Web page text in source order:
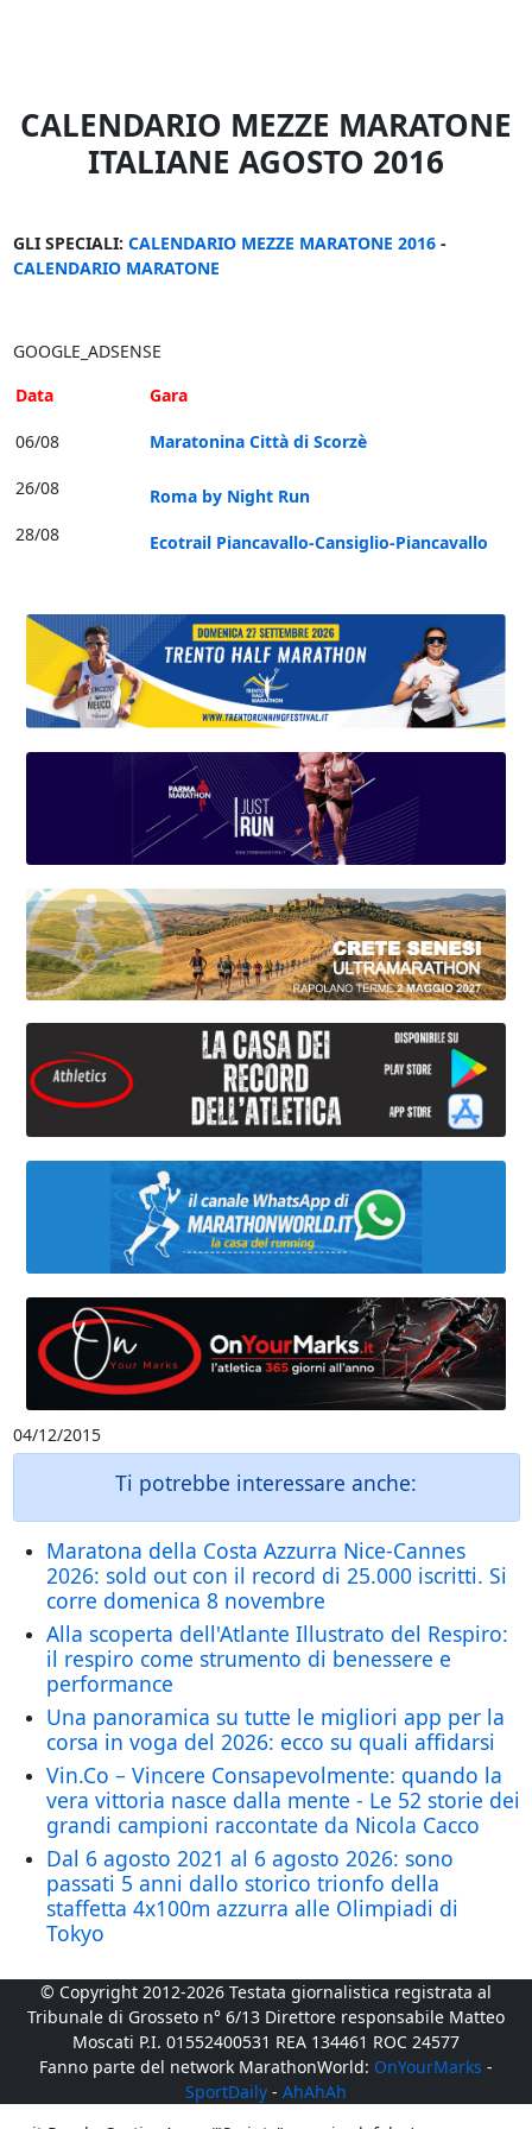
CALENDARIO MEZZE MARATONE
ITALIANE AGOSTO 2016
GLI SPECIALI: CALENDARIO MEZZE MARATONE 2016-
CALENDARIO MARATONE
GOOGLE_ADSENSE
Data
Gara
06/08 Maratonina Città di Scorzè
26/08
Roma by Night Run
28/08
Ecotrail Piancavallo-Cansiglio-Piancavallo
04/12/2015
Ti potrebbe interessare anche:
Maratona della Costa Azzurra Nice-Cannes
2026: sold out con il record di 25.000 iscritti. Si
corre domenica 8 novembre
Alla scoperta dell'Atlante Illustrato del Respiro:
il respiro come strumento di benessere e
performance
Una panoramica su tutte le migliori app per la
corsa in voga del 2026: ecco su quali affidarsi
Vin.Co – Vincere Consapevolmente: quando la
vera vittoria nasce dalla mente - Le 52 storie dei
grandi campioni raccontate da Nicola Cacco
Dal 6 agosto 2021 al 6 agosto 2026: sono
passati 5 anni dallo storico trionfo della
staffetta 4x100m azzurra alle Olimpiadi di
Tokyo
© Copyright 2012-2026 Testata giornalistica registrata al
Tribunale di Grosseto n° 6/13 Direttore responsabile Matteo
Moscati P.I. 01552400531 REA 134461 ROC 24577
Fanno parte del network MarathonWorld: OnYourMarks -
SportDaily - AhAhAh